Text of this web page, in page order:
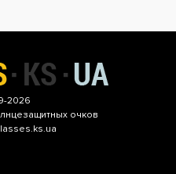
2026
очков